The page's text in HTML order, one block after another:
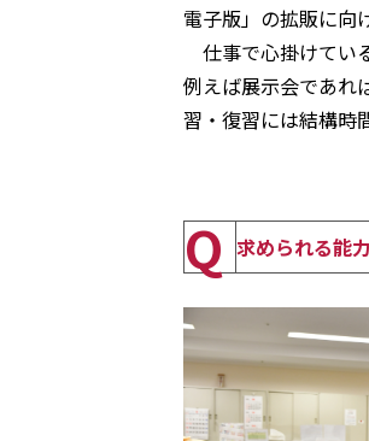
電子版」の拡販に向
仕事で心掛けてい
例えば展示会であれ
習・復習には結構時
Q 求められる能